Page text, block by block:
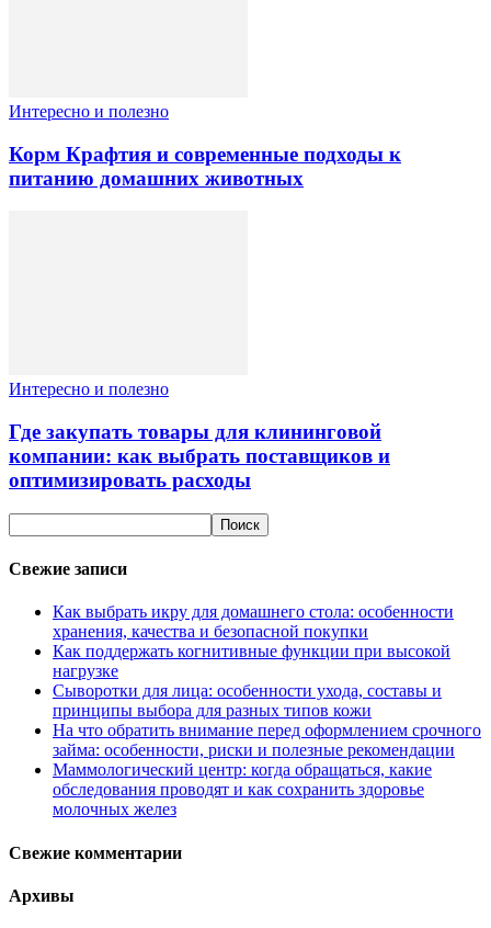
Интересно и полезно
Корм Крафтия и современные подходы к
питанию домашних животных
Интересно и полезно
Где закупать товары для клининговой
компании: как выбрать поставщиков и
оптимизировать расходы
Свежие записи
Как выбрать икру для домашнего стола: особенности
хранения, качества и безопасной покупки
Как поддержать когнитивные функции при высокой
нагрузке
Сыворотки для лица: особенности ухода, составы и
принципы выбора для разных типов кожи
На что обратить внимание перед оформлением срочного
займа: особенности, риски и полезные рекомендации
Маммологический центр: когда обращаться, какие
обследования проводят и как сохранить здоровье
молочных желез
Свежие комментарии
Архивы